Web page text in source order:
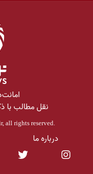
نقل مطالب با
, all rights reserved.
درباره ما